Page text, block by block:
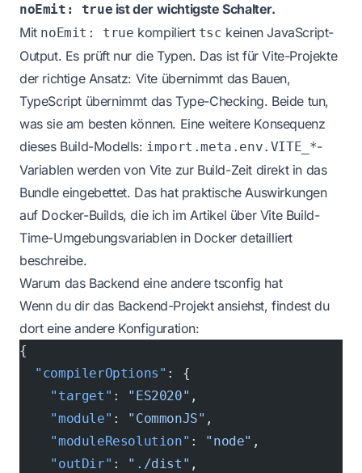
noEmit: true ist der wichtigste Schalter.
Mit noEmit: true kompiliert tsc keinen JavaScript-
Output. Es prüft nur die Typen. Das ist für Vite-Projekte
der richtige Ansatz: Vite übernimmt das Bauen,
TypeScript übernimmt das Type-Checking. Beide tun,
was sie am besten können. Eine weitere Konsequenz
dieses Build-Modells: import.meta.env.VITE_*-
Variablen werden von Vite zur Build-Zeit direkt in das
Bundle eingebettet. Das hat praktische Auswirkungen
auf Docker-Builds, die ich imArtikel über Vite Build-
Time-Umgebungsvariablen in Dockerdetailliert
beschreibe.
Warum das Backend eine andere tsconfig hat
Wenn du dir das Backend-Projekt ansiehst, findest du
dort eine andere Konfiguration:
{
  "compilerOptions"
: {
    "target"
: "ES2020" ,
    "module"
: "CommonJS" ,
    "moduleResolution"
: "node" ,
    "outDir"
: "./dist" ,